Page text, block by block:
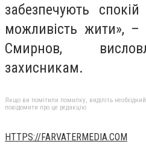
забезпечують
можливість жити», –
Смирнов,
захисникам.
Якщо ви помітили помилку, виділіть
повідомити про це редакцію
HTTPS://FARVATERMEDIA.COM